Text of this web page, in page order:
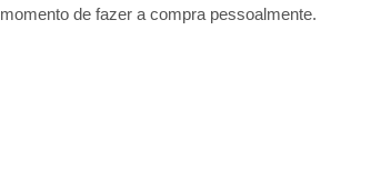
de fazer a compra pessoalmente.